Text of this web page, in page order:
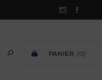
PANIER (0)